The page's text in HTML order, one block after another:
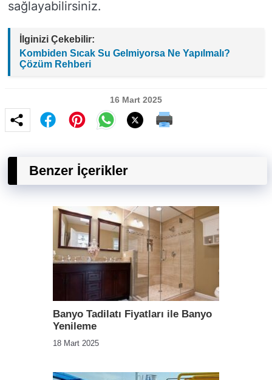
sağlayabilirsiniz.
İlginizi Çekebilir:
Kombiden Sıcak Su Gelmiyorsa Ne Yapılmalı?
Çözüm Rehberi
16 Mart 2025
Benzer İçerikler
Banyo Tadilatı Fiyatları ile Banyo
Yenileme
18 Mart 2025